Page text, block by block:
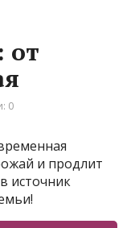
от
0
и продлит
источник